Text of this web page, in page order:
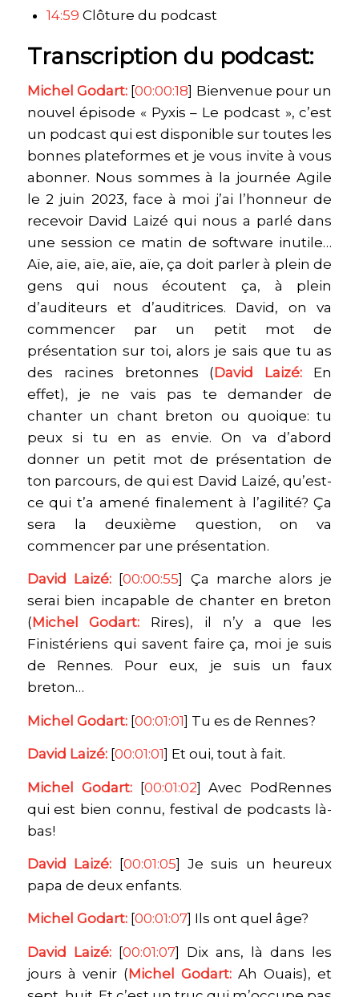
14:59 Clôture du podcast
Transcription du podcast:
Michel Godart: [00:00:18] Bienvenue pour un
nouvel épisode « Pyxis – Le podcast », c’est
un podcast qui est disponible sur toutes les
bonnes plateformes et je vous invite à vous
abonner. Nous sommes à la journée Agile
le 2 juin 2023, face à moi j’ai l’honneur de
recevoir David Laizé qui nous a parlé dans
une session ce matin de software inutile…
Aïe, aïe, aïe, aïe, aïe, ça doit parler à plein de
gens qui nous écoutent ça, à plein
d’auditeurs et d’auditrices. David, on va
commencer par un petit mot de
présentation sur toi, alors je sais que tu as
des racines bretonnes (David Laizé: En
effet), je ne vais pas te demander de
chanter un chant breton ou quoique: tu
peux si tu en as envie. On va d’abord
donner un petit mot de présentation de
ton parcours, de qui est David Laizé, qu’est-
ce qui t’a amené finalement à l’agilité? Ça
sera la deuxième question, on va
commencer par une présentation.
David Laizé: [00:00:55] Ça marche alors je
serai bien incapable de chanter en breton
(Michel Godart: Rires), il n’y a que les
Finistériens qui savent faire ça, moi je suis
de Rennes. Pour eux, je suis un faux
breton…
Michel Godart: [00:01:01] Tu es de Rennes?
David Laizé: [00:01:01] Et oui, tout à fait.
Michel Godart: [00:01:02] Avec PodRennes
qui est bien connu, festival de podcasts là-
bas!
David Laizé: [00:01:05] Je suis un heureux
papa de deux enfants.
Michel Godart: [00:01:07] Ils ont quel âge?
David Laizé: [00:01:07] Dix ans, là dans les
jours à venir (Michel Godart: Ah Ouais), et